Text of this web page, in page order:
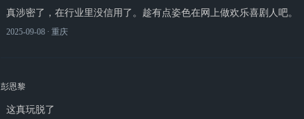
真涉密了，在行业里没信用了。趁有点姿色在网上做欢乐喜剧人吧。
2025-09-08 ∙ 重庆
彭恩黎
这真玩脱了